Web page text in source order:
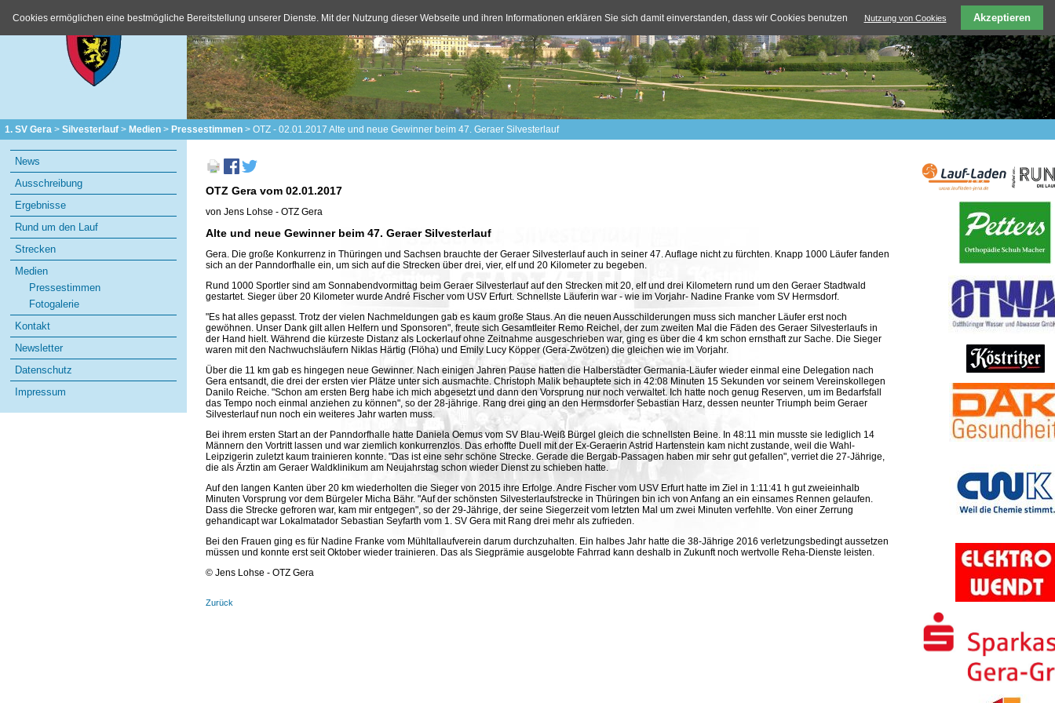
1. SV Gera Silvesterlauf Medien Pressestimmen OTZ - 02.01.2017 Alte und neue Gewinner beim 47. Geraer Silvesterlauf
OTZ Gera vom 02.01.2017
von Jens Lohse - OTZ Gera
Alte und neue Gewinner beim 47. Geraer Silvesterlauf
Gera. Die große Konkurrenz in Thüringen und Sachsen brauchte der Geraer Silvesterlauf auch in seiner 47. Auflage nicht zu fürchten. Knapp 1000 Läufer fanden
sich an der Panndorfhalle ein, um sich auf die Strecken über drei, vier, elf und 20 Kilometer zu begeben.
Rund 1000 Sportler sind am Sonnabendvormittag beim Geraer Silvesterlauf auf den Strecken mit 20, elf und drei Kilometern rund um den Geraer Stadtwald
gestartet. Sieger über 20 Kilometer wurde André Fischer vom USV Erfurt. Schnellste Läuferin war - wie im Vorjahr- Nadine Franke vom SV Hermsdorf.
"Es hat alles gepasst. Trotz der vielen Nachmeldungen gab es kaum große Staus. An die neuen Ausschilderungen muss sich mancher Läufer erst noch
gewöhnen. Unser Dank gilt allen Helfern und Sponsoren", freute sich Gesamtleiter Remo Reichel, der zum zweiten Mal die Fäden des Geraer Silvesterlaufs in
der Hand hielt. Während die kürzeste Distanz als Lockerlauf ohne Zeitnahme ausgeschrieben war, ging es über die 4 km schon ernsthaft zur Sache. Die Sieger
waren mit den Nachwuchsläufern Niklas Härtig (Flöha) und Emily Lucy Köpper (Gera-Zwötzen) die gleichen wie im Vorjahr.
Über die 11 km gab es hingegen neue Gewinner. Nach einigen Jahren Pause hatten die Halberstädter Germania-Läufer wieder einmal eine Delegation nach
Gera entsandt, die drei der ersten vier Plätze unter sich ausmachte. Christoph Malik behauptete sich in 42:08 Minuten 15 Sekunden vor seinem Vereinskollegen
Danilo Reiche. "Schon am ersten Berg habe ich mich abgesetzt und dann den Vorsprung nur noch verwaltet. Ich hatte noch genug Reserven, um im Bedarfsfall
das Tempo noch einmal anziehen zu können", so der 28-jährige. Rang drei ging an den Hermsdorfer Sebastian Harz, dessen neunter Triumph beim Geraer
Silvesterlauf nun noch ein weiteres Jahr warten muss.
Bei ihrem ersten Start an der Panndorfhalle hatte Daniela Oemus vom SV Blau-Weiß Bürgel gleich die schnellsten Beine. In 48:11 min musste sie lediglich 14
Männern den Vortritt lassen und war ziemlich konkurrenzlos. Das erhoffte Duell mit der Ex-Geraerin Astrid Hartenstein kam nicht zustande, weil die Wahl-
Leipzigerin zuletzt kaum trainieren konnte. "Das ist eine sehr schöne Strecke. Gerade die Bergab-Passagen haben mir sehr gut gefallen", verriet die 27-Jährige,
die als Ärztin am Geraer Waldklinikum am Neujahrstag schon wieder Dienst zu schieben hatte.
Auf den langen Kanten über 20 km wiederholten die Sieger von 2015 ihre Erfolge. Andre Fischer vom USV Erfurt hatte im Ziel in 1:11:41 h gut zweieinhalb
Minuten Vorsprung vor dem Bürgeler Micha Bähr. "Auf der schönsten Silvesterlaufstrecke in Thüringen bin ich von Anfang an ein einsames Rennen gelaufen.
Dass die Strecke gefroren war, kam mir entgegen", so der 29-Jährige, der seine Siegerzeit vom letzten Mal um zwei Minuten verfehlte. Von einer Zerrung
gehandicapt war Lokalmatador Sebastian Seyfarth vom 1. SV Gera mit Rang drei mehr als zufrieden.
Bei den Frauen ging es für Nadine Franke vom Mühltallaufverein darum durchzuhalten. Ein halbes Jahr hatte die 38-Jährige 2016 verletzungsbedingt aussetzen
müssen und konnte erst seit Oktober wieder trainieren. Das als Siegprämie ausgelobte Fahrrad kann deshalb in Zukunft noch wertvolle Reha-Dienste leisten.
© Jens Lohse - OTZ Gera
Zurück
Navigation
überspringen
News
Ausschreibung
Ergebnisse
Rund um den Lauf
Strecken
Medien
Pressestimmen
Fotogalerie
Kontakt
Newsletter
Datenschutz
Impressum
Cookies ermöglichen eine bestmögliche Bereitstellung unserer Dienste. Mit der Nutzung dieser Webseite und ihren Informationen erklären Sie sich damit einverstanden, dass wir Cookies benutzen Nutzung von Cookies Akzeptieren